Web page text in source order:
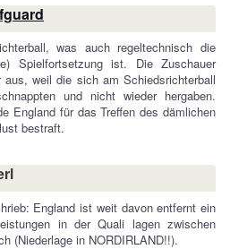
was auch regeltechnisch die
Spielfortsetzung ist. Die Zuschauer
aus, weil die sich am Schiedsrichterball
und nicht wieder hergaben.
England für das Treffen des dämlichen
bestraft.
England ist weit davon entfernt ein
in der Quali lagen zwischen
(Niederlage in NORDIRLAND!!).